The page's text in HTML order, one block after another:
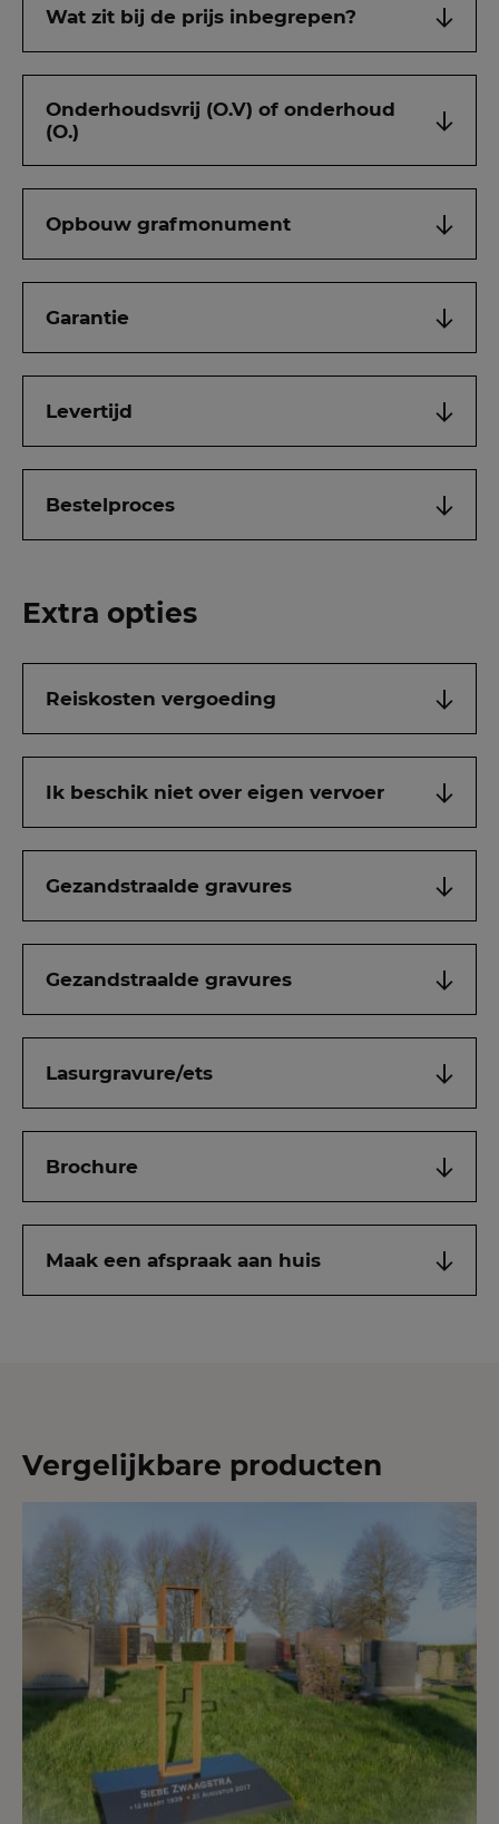
Wat zit bij de prijs inbegrepen?
Onderhoudsvrij (O.V) of onderhoud
(O.)
Opbouw grafmonument
Garantie
Levertijd
Bestelproces
Extra opties
Reiskosten vergoeding
Ik beschik niet over eigen vervoer
Gezandstraalde gravures
Gezandstraalde gravures
Lasurgravure/ets
Brochure
Maak een afspraak aan huis
Vergelijkbare producten